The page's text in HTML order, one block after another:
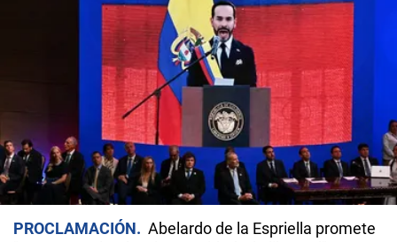
PROCLAMACIÓN
Abelardo de la Espriella promete